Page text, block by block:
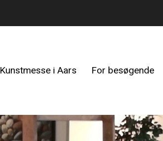
Kunstmesse i Aars For besøgende